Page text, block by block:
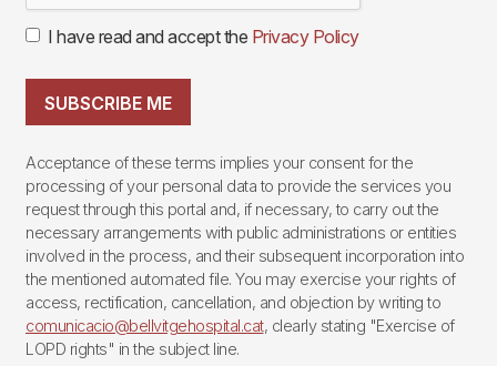
I have read and accept the Privacy Policy
SUBSCRIBE ME
Acceptance of these terms implies your consent for the
processing of your personal data to provide the services you
request through this portal and, if necessary, to carry out the
necessary arrangements with public administrations or entities
involved in the process, and their subsequent incorporation into
the mentioned automated file. You may exercise your rights of
access, rectification, cancellation, and objection by writing to
comunicacio@bellvitgehospital.cat, clearly stating "Exercise of
LOPD rights" in the subject line.